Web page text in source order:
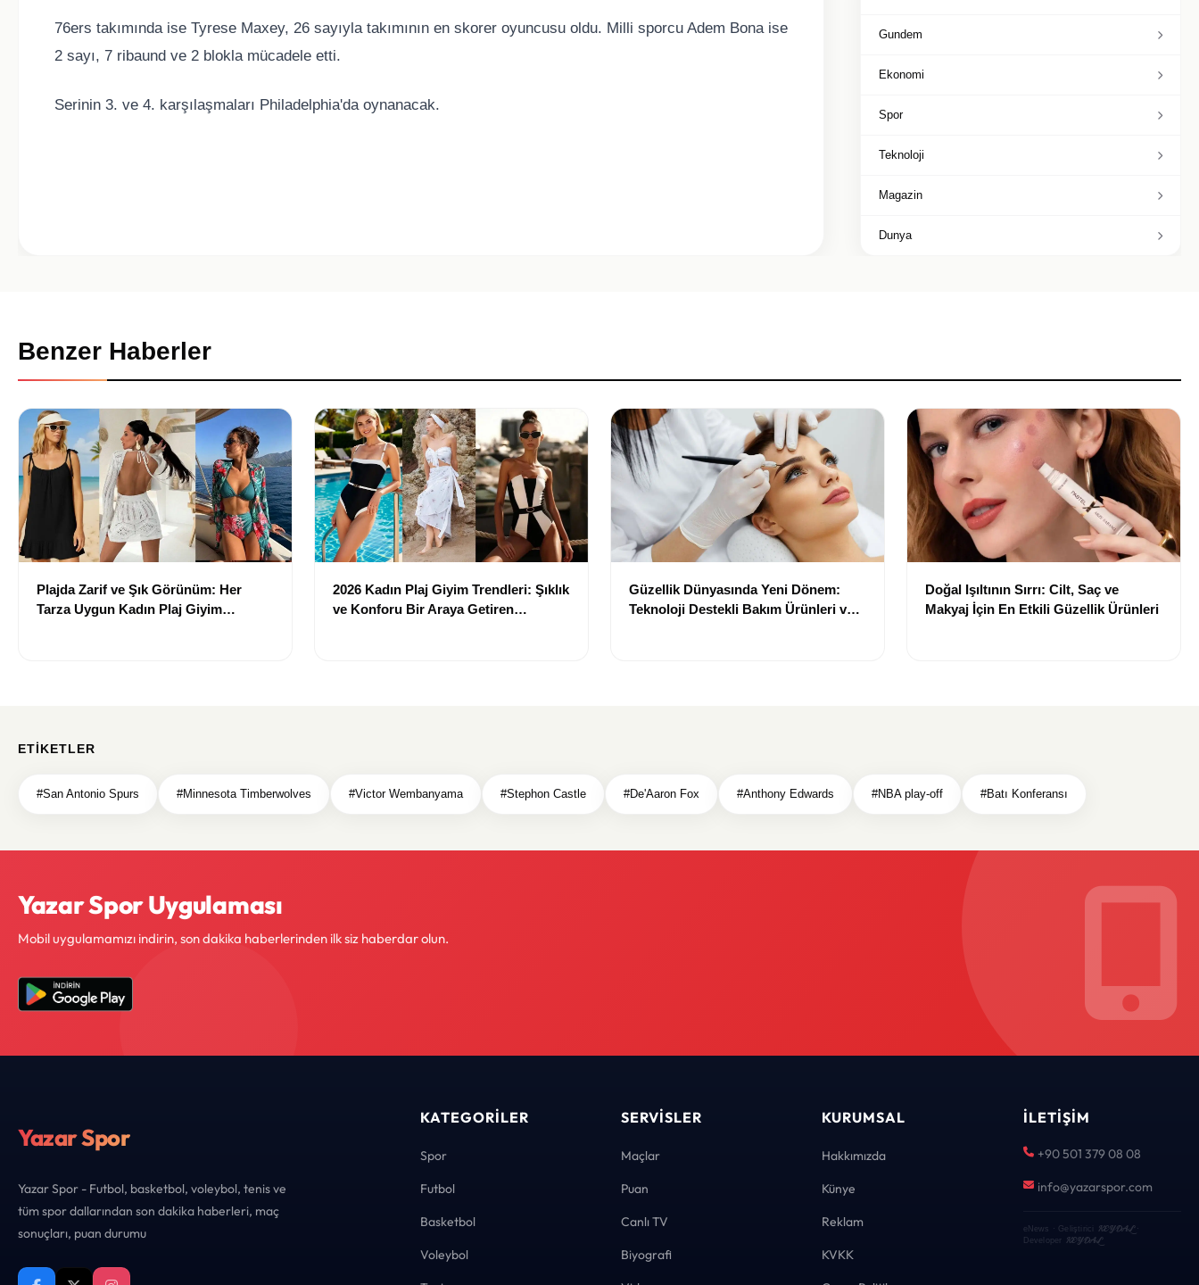
76ers takımında ise Tyrese Maxey, 26 sayıyla takımının en skorer oyuncusu oldu. Milli sporcu Adem Bonaise
2 sayı, 7 ribaund ve 2 blokla mücadele etti.
Serinin 3. ve 4. karşılaşmaları Philadelphia'da oynanacak.
Gundem
Ekonomi
Spor
Teknoloji
Magazin
Dunya
Benzer Haberler
Plajda Zarif ve Şık Görünüm: Her
Tarza Uygun Kadın Plaj Giyim
2026 Kadın Plaj Giyim Trendleri: Şıklık
ve Konforu Bir Araya Getiren
Güzellik Dünyasında Yeni Dönem:
Teknoloji Destekli Bakım Ürünleri ve
Doğal Işıltının Sırrı: Cilt, Saç ve
Makyaj İçin En Etkili Güzellik Ürünleri
ETIKETLER
#San Antonio Spurs #Minnesota Timberwolves #Victor Wembanyama #Stephon Castle #De'Aaron Fox #Anthony Edwards #NBA play-off #Batı Konferansı
Yazar Spor Uygulaması
Mobil uygulamamızı indirin, son dakika haberlerinden ilk siz haberdar olun.
Yazar Spor
Yazar Spor - Futbol, basketbol, voleybol, tenis ve
tüm spor dallarından son dakika haberleri, maç
sonuçları, puan durumu
KATEGORILER
Spor
Futbol
Basketbol
Voleybol
SERVISLER
Maçlar
Puan
Canlı TV
Biyografi
KURUMSAL
Hakkımızda
Künye
Reklam
KVKK
İLETIŞIM
+90 501 379 08 08
info@yazarspor.com
eNews · Geliştirici KEYDAL·
Developer KEYDAL